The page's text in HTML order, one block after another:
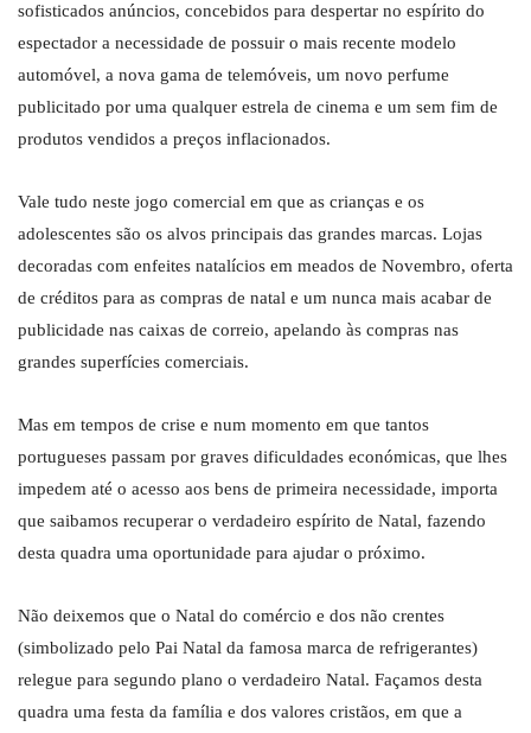
sofisticados anúncios, concebidos para despertar no espírito do
espectador a necessidade de possuir o mais recente modelo
automóvel, a nova gama de telemóveis, um novo perfume
publicitado por uma qualquer estrela de cinema e um sem fim de
produtos vendidos a preços inflacionados.
Vale tudo neste jogo comercial em que as crianças e os
adolescentes são os alvos principais das grandes marcas. Lojas
decoradas com enfeites natalícios em meados de Novembro, oferta
de créditos para as compras de natal e um nunca mais acabar de
publicidade nas caixas de correio, apelando às compras nas
grandes superfícies comerciais.
Mas em tempos de crise e num momento em que tantos
portugueses passam por graves dificuldades económicas, que lhes
impedem até o acesso aos bens de primeira necessidade, importa
que saibamos recuperar o verdadeiro espírito de Natal, fazendo
desta quadra uma oportunidade para ajudar o próximo.
Não deixemos que o Natal do comércio e dos não crentes
(simbolizado pelo Pai Natal da famosa marca de refrigerantes)
relegue para segundo plano o verdadeiro Natal. Façamos desta
quadra uma festa da família e dos valores cristãos, em que a